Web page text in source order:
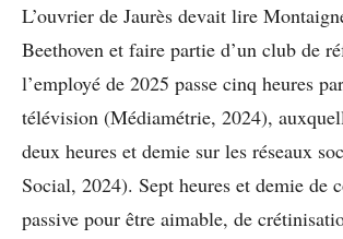
L’ouvrier de Jaurès devait lire
Beethoven et faire partie d’un club de
l’employé de 2025 passe cinq heures
télévision (Médiamétrie, 2024),
deux heures et demie sur les réseaux
Social, 2024). Sept heures et demie de
passive pour être aimable, de